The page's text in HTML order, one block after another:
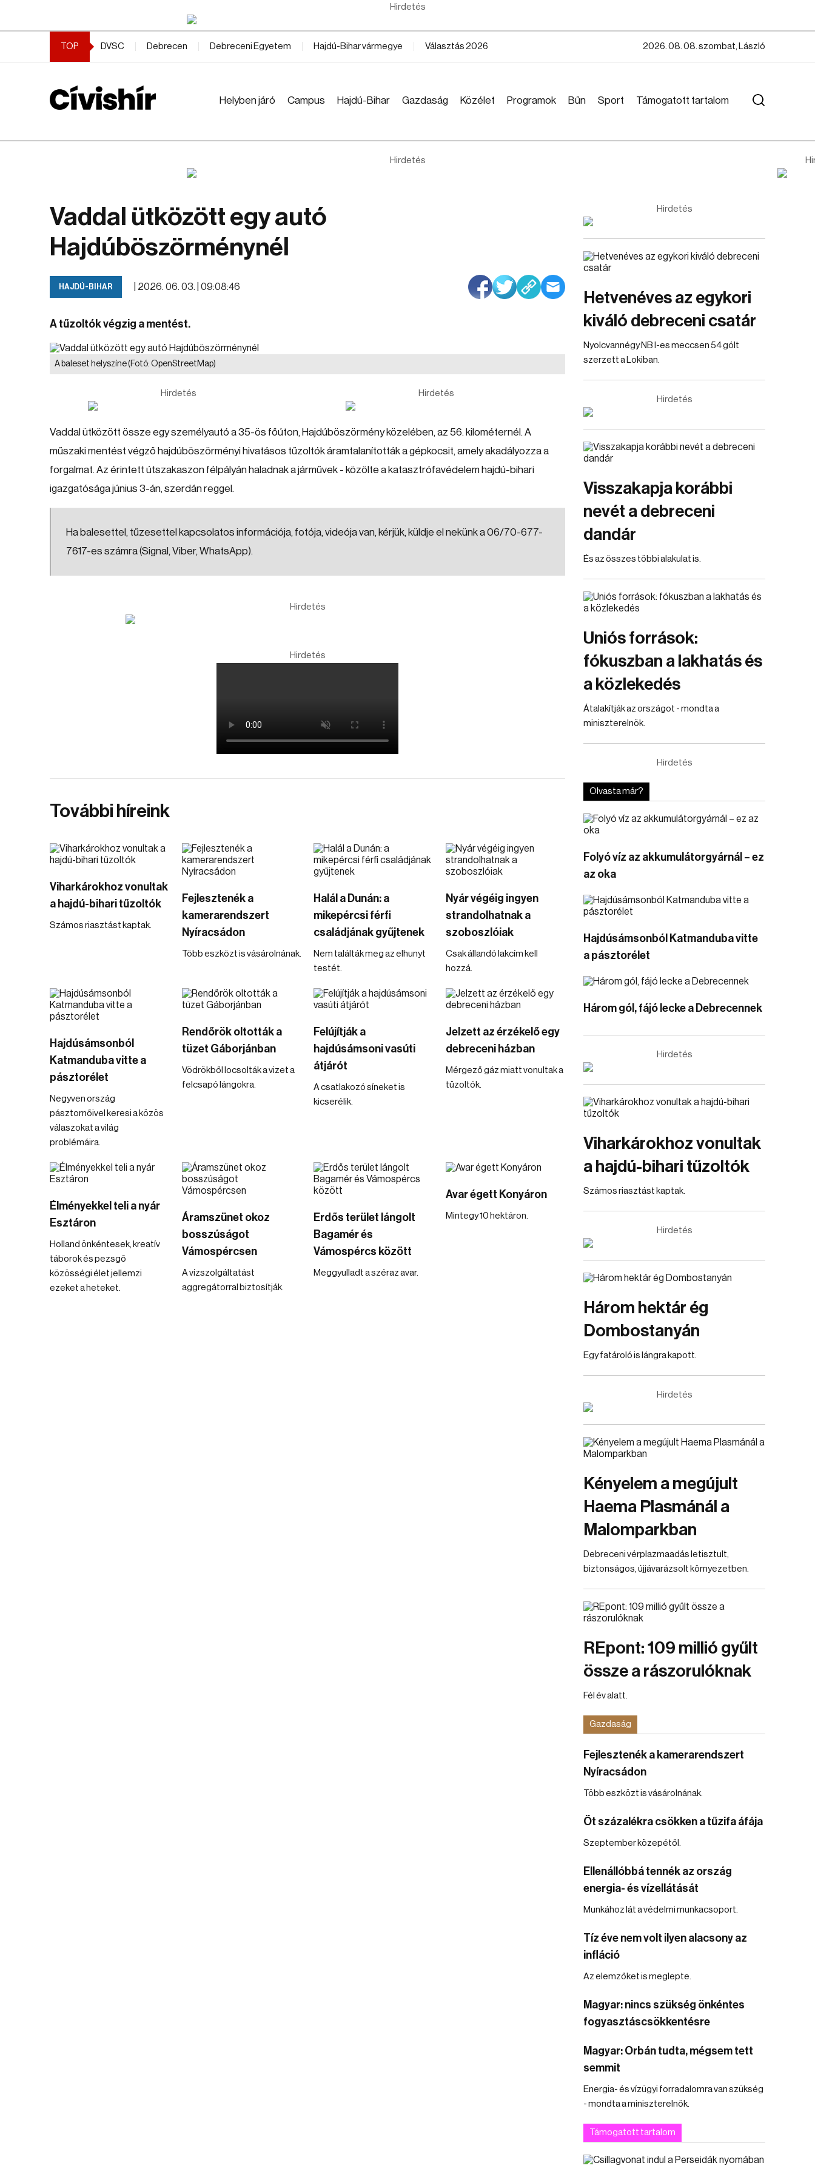
Hirdetés
TOP DVSC Debrecen Debreceni Egyetem Hajdú-Bihar vármegye Választás 2026 2026. 08. 08. szombat, László
Helyben járó Campus Hajdú-Bihar Gazdaság Közélet Programok Bűn Sport Támogatott tartalom
Hirdetés
Vaddal ütközött egy autó
Hajdúböszörménynél
HAJDÚ-BIHAR 2026. 06. 03. | 09:08:46
A tűzoltók végzig a mentést.
A baleset helyszíne(Fotó: OpenStreetMap)
Hirdetés Hirdetés
Vaddal ütközött össze egy személyautó a 35-ös főúton, Hajdúböszörmény közelében, az 56. kilométernél. A
műszaki mentést végző hajdúböszörményi hivatásos tűzoltók áramtalanították a gépkocsit, amely akadályozza a
forgalmat. Az érintett útszakaszon félpályán haladnak a járművek - közölte a katasztrófavédelem hajdú-bihari
igazgatósága június 3-án, szerdán reggel.
Ha balesettel, tűzesettel kapcsolatos információja, fotója, videója van, kérjük, küldje el nekünk a 06/70-677-
7617-es számra (Signal, Viber, WhatsApp).
Hirdetés
Hirdetés
További híreink
Viharkárokhoz vonultak
a hajdú-bihari tűzoltók
Számos riasztást kaptak.
Fejlesztenék a
kamerarendszert
Nyíracsádon
Több eszközt is vásárolnának.
Halál a Dunán: a
mikepércsi férfi
családjának gyűjtenek
Nem találták meg az elhunyt
testét.
Nyár végéig ingyen
strandolhatnak a
szoboszlóiak
Csak állandó lakcím kell
hozzá.
Hajdúsámsonból
Katmanduba vitte a
pásztorélet
Negyven ország
pásztornőivel keresi a közös
válaszokat a világ
problémáira.
Rendőrök oltották a
tüzet Gáborjánban
Vödrökből locsolták a vizet a
felcsapó lángokra.
Felújítják a
hajdúsámsoni vasúti
átjárót
A csatlakozó síneket is
kicserélik.
Jelzett az érzékelő egy
debreceni házban
Mérgező gáz miatt vonultak a
tűzoltók.
Élményekkel teli a nyár
Esztáron
Holland önkéntesek, kreatív
táborok és pezsgő
közösségi élet jellemzi
ezeket a heteket.
Áramszünet okoz
bosszúságot
Vámospércsen
A vízszolgáltatást
aggregátorral biztosítják.
Erdős terület lángolt
Bagamér és
Vámospércs között
Meggyulladt a széraz avar.
Avar égett Konyáron
Mintegy 10 hektáron.
Hirdetés
Hetvenéves az egykori
kiváló debreceni csatár
Nyolcvannégy NB I-es meccsen 54 gólt
szerzett a Lokiban.
Hirdetés
Visszakapja korábbi
nevét a debreceni
dandár
És az összes többi alakulat is.
Uniós források:
fókuszban a lakhatás és
a közlekedés
Átalakítják az országot - mondta a
miniszterelnök.
Hirdetés
Olvasta már?
Folyó víz az akkumulátorgyárnál – ez
az oka
Hajdúsámsonból Katmanduba vitte
a pásztorélet
Három gól, fájó lecke a Debrecennek
Hirdetés
Viharkárokhoz vonultak
a hajdú-bihari tűzoltók
Számos riasztást kaptak.
Hirdetés
Három hektár ég
Dombostanyán
Egy fatároló is lángra kapott.
Hirdetés
Kényelem a megújult
Haema Plasmánál a
Malomparkban
Debreceni vérplazmaadás letisztult,
biztonságos, újjávarázsolt környezetben.
REpont: 109 millió gyűlt
össze a rászorulóknak
Fél év alatt.
Gazdaság
Fejlesztenék a kamerarendszert
Nyíracsádon
Több eszközt is vásárolnának.
Öt százalékra csökken a tűzifa áfája
Szeptember közepétől.
Ellenállóbbá tennék az ország
energia- és vízellátását
Munkához lát a védelmi munkacsoport.
Tíz éve nem volt ilyen alacsony az
infláció
Az elemzőket is meglepte.
Magyar: nincs szükség önkéntes
fogyasztáscsökkentésre
Magyar: Orbán tudta, mégsem tett
semmit
Energia- és vízügyi forradalomra van szükség
- mondta a miniszterelnök.
Támogatott tartalom